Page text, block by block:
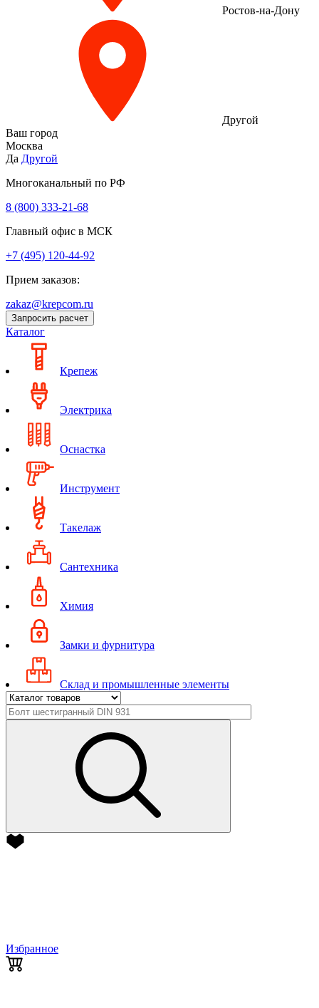
Ростов-на-Дону
Другой
Ваш город
Москва
Да Другой
Многоканальный по РФ
8 (800) 333‑21-68
Главный офис в МСК
+7 (495) 120-44-92
Прием заказов:
zakaz@krepcom.ru
Запросить расчет
Каталог
Крепеж
Электрика
Оснастка
Инструмент
Такелаж
Сантехника
Химия
Замки и фурнитура
Склад и промышленные элементы
Избранное